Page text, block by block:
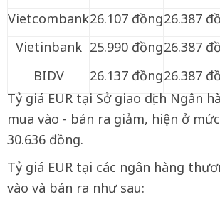
Vietcombank26.107 đồng26.387
Vietinbank 25.990 đồng26.387
BIDV
26.137 đồng26.387
Tỷ giá EUR tại Sở giao dịch Ngân
mua vào - bán ra giảm, hiện ở
30.636 đồng.
Tỷ giá EUR tại các ngân hàng
vào và bán ra như sau: